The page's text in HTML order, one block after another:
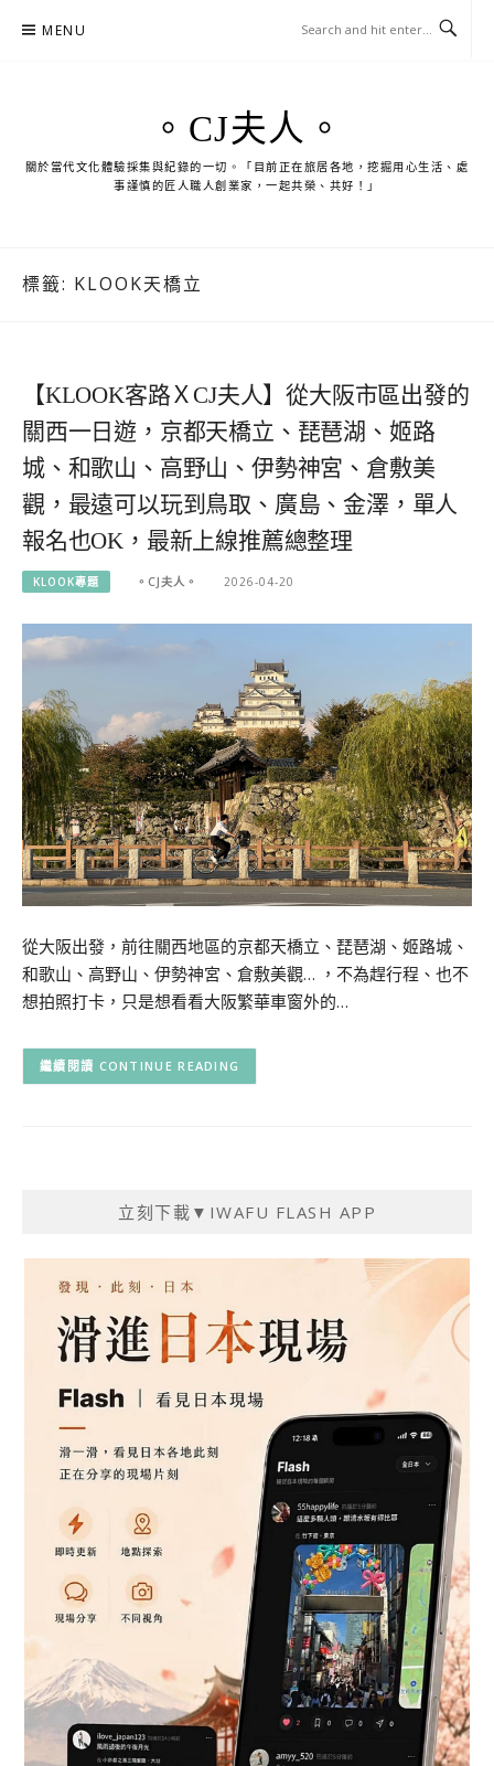
MENU
。CJ夫人。
關於當代文化體驗採集與紀錄的一切。「目前正在旅居各地，挖掘用心生活、處
事謹慎的匠人職人創業家，一起共榮、共好！」
標籤: KLOOK天橋立
【KLOOK客路ＸCJ夫人】從大阪市區出發的
關西一日遊，京都天橋立、琵琶湖、姬路
城、和歌山、高野山、伊勢神宮、倉敷美
觀，最遠可以玩到鳥取、廣島、金澤，單人
報名也OK，最新上線推薦總整理
KLOOK專題 。CJ夫人。 2026-04-20
從大阪出發，前往關西地區的京都天橋立、琵琶湖、姬路城、
和歌山、高野山、伊勢神宮、倉敷美觀… ，不為趕行程、也不
想拍照打卡，只是想看看大阪繁華車窗外的…
CONTINUE READING
立刻下載▼IWAFU FLASH APP